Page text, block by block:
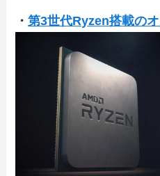
・第3世代Ryzen搭載の